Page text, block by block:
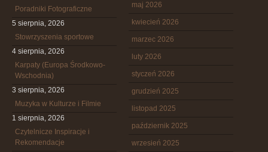
Poradniki Fotograficzne
5 sierpnia, 2026
Stowrzyszenia sportowe
4 sierpnia, 2026
Karpaty (Europa Środkowo-
Wschodnia)
3 sierpnia, 2026
Muzyka w Kulturze i Filmie
1 sierpnia, 2026
Czytelnicze Inspiracje i
Rekomendacje
maj 2026
kwiecień 2026
marzec 2026
luty 2026
styczeń 2026
grudzień 2025
listopad 2025
październik 2025
wrzesień 2025